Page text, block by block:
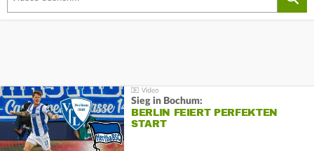
Sieg in Bochum:
BERLIN FEIERT PERFEKTEN
START